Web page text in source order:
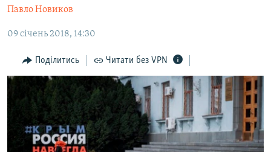
до
навігації
Перейти
пошуку
ПОЛІТИКА
БЛОГИ
ПОГЛЯД
ІНТЕРВ'Ю
ВСЕ ЗА ДЕНЬ
СПЕЦПРОЕКТИ
ДЕПОРТАЦІЯ
ЯК ОБІЙТИ БЛОКУВАННЯ
Павло Новиков
09 січень 2018, 14:30
Поділитись Читати без VPN